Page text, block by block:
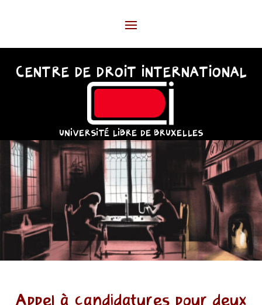
CENTRE DE DROIT INTERNATIONAL
UNIVERSITÉ LIBRE DE BRUXELLES
Appel à candidatures pour deux